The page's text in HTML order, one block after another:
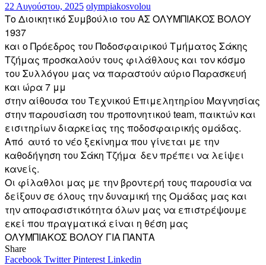
22 Αυγούστου, 2025 olympiakosvolou
Το Διοικητικό Συμβούλιο του ΑΣ ΟΛΥΜΠΙΑΚΟΣ ΒΟΛΟΥ
1937
και ο Πρόεδρος του Ποδοσφαιρικού Τμήματος Σάκης
Τζήμας προσκαλούν τους φιλάθλους και τον κόσμο
του Συλλόγου μας να παραστούν αύριο Παρασκευή
και ώρα 7 μμ
στην αίθουσα του Τεχνικού Επιμελητηρίου Μαγνησίας
στην παρουσίαση του προπονητικού team, παικτών και
εισιτηρίων διαρκείας της ποδοσφαιρικής ομάδας.
Από αυτό το νέο ξεκίνημα που γίνεται με την
καθοδήγηση του Σάκη Τζήμα δεν πρέπει να λείψει
κανείς.
Οι φίλαθλοι μας με την βροντερή τους παρουσία να
δείξουν σε όλους την δυναμική της Ομάδας μας και
την αποφασιστικότητα όλων μας να επιστρέψουμε
εκεί που πραγματικά είναι η θέση μας
ΟΛΥΜΠΙΑΚΟΣ ΒΟΛΟΥ ΓΙΑ ΠΑΝΤΑ
Share
Facebook TwitterPinterest Linkedin